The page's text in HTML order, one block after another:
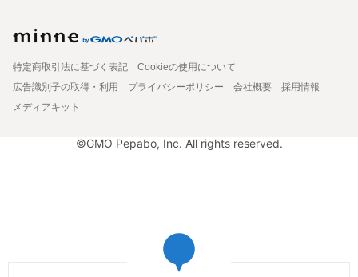
特定商取引法に基づく表記
Cookieの使用について
広告識別子の取得・利用
プライバシーポリシー 会社概要
採用情報
メディアキット
©GMO Pepabo, Inc. All rights reserved.